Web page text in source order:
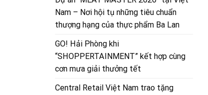
Nam – Nơi hội tụ những tiêu chuẩn
thượng hạng của thực phẩm Ba Lan
GO! Hải Phòng khi
“SHOPPERTAINMENT” kết hợp cùng
cơn mưa giải thưởng tết
Central Retail Việt Nam trao tặng